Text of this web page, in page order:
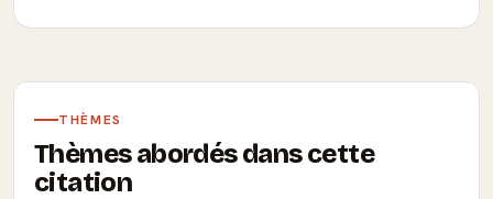
THÈMES
Thèmes abordés dans cette
citation